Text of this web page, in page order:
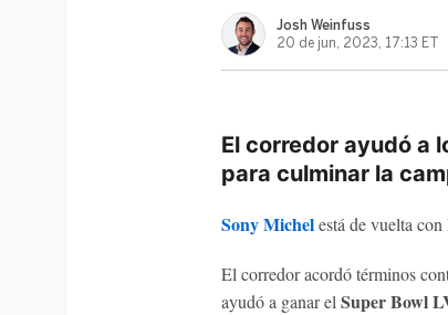
Josh Weinfuss
20 de jun, 2023, 17:13 ET
El corredor ayudó a
para culminar la
Sony Michel está de vuelta con
El corredor acordó términos
ayudó a ganar el Super Bowl